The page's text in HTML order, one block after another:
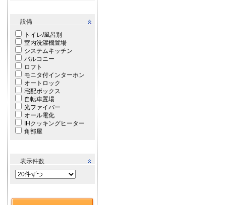
設備
トイレ/風呂別
室内洗濯機置場
システムキッチン
バルコニー
ロフト
モニタ付インターホン
オートロック
宅配ボックス
自転車置場
光ファイバー
オール電化
IHクッキングヒーター
角部屋
表示件数